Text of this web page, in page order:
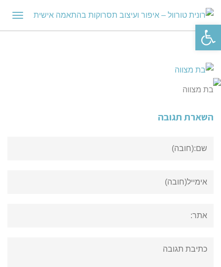
בת מצווה
השארת תגובה
פתח סרגל נגישות